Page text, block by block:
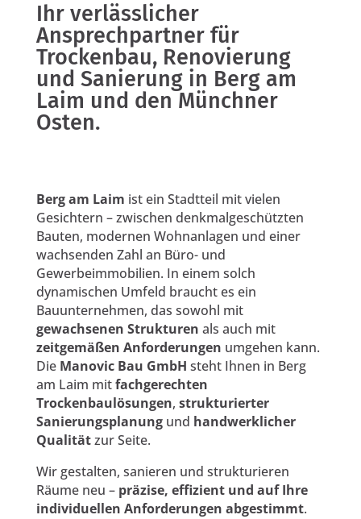
Ihr verlässlicher
Ansprechpartner für
Trockenbau, Renovierung
und Sanierung in Berg am
Laim und den Münchner
Osten.
Berg am Laim ist ein Stadtteil mit vielen
Gesichtern – zwischen denkmalgeschützten
Bauten, modernen Wohnanlagen und einer
wachsenden Zahl an Büro- und
Gewerbeimmobilien. In einem solch
dynamischen Umfeld braucht es ein
Bauunternehmen, das sowohl mit
gewachsenen Strukturen als auch mit
zeitgemäßen Anforderungen umgehen kann.
Die Manovic Bau GmbH steht Ihnen in Berg
am Laim mitfachgerechten
Trockenbaulösungen, strukturierter
Sanierungsplanungund handwerklicher
Qualitätzur Seite.
Wir gestalten, sanieren und strukturieren
Räume neu – präzise, effizient und auf Ihre
individuellen Anforderungen abgestimmt.